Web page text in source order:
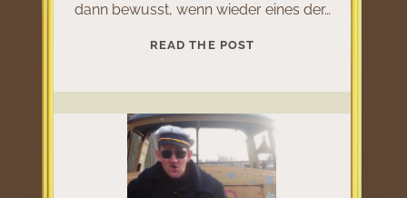
dann bewusst, wenn wieder eines der…
READ THE POSTKEINER
PETER!